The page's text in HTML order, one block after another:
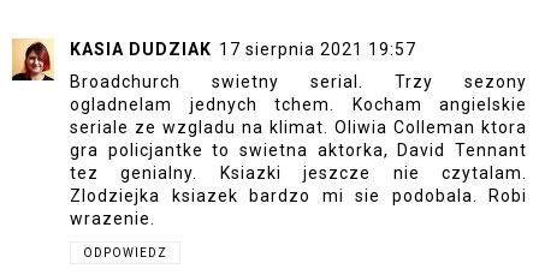
KASIA DUDZIAK 17 sierpnia 2021 19:57
Broadchurch swietny serial. Trzy sezony
ogladnelam jednych tchem. Kocham angielskie
seriale ze wzgladu na klimat. Oliwia Colleman ktora
gra policjantke to swietna aktorka, David Tennant
tez genialny. Ksiazki jeszcze nie czytalam.
Zlodziejka ksiazek bardzo mi sie podobala. Robi
wrazenie.
ODPOWIEDZ